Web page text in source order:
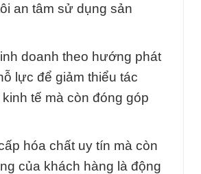
an tâm sử dụng sản
doanh theo hướng phát
lực để giảm thiểu tác
tế mà còn đóng góp
hóa chất uy tín mà còn
của khách hàng là động